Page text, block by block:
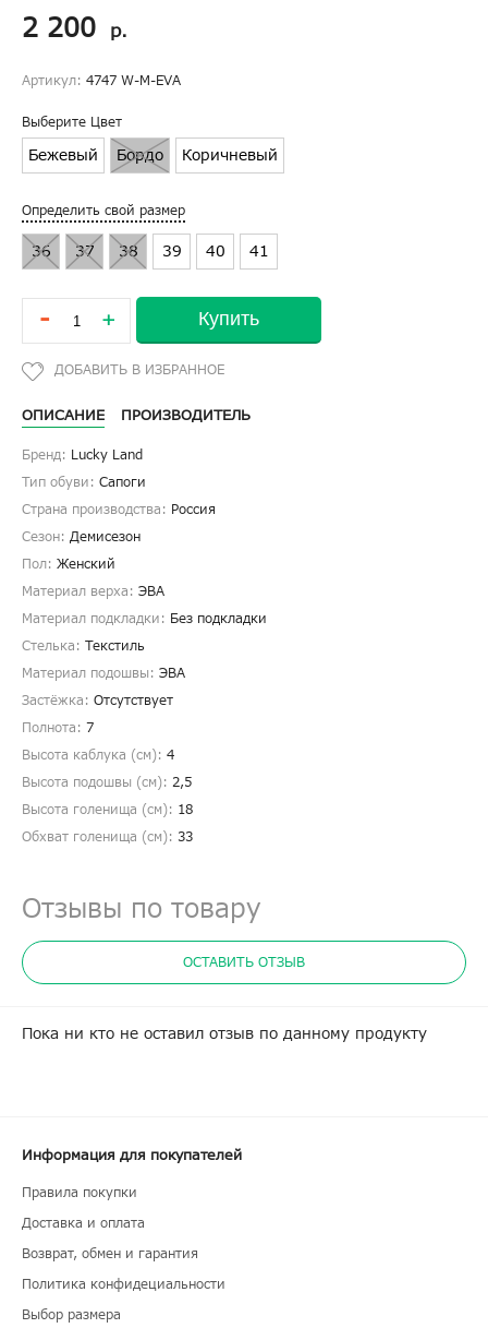
2 200 р.
Артикул: 4747 W-M-EVA
Выберите Цвет
Бежевый Бордо Коричневый
Определить свой размер
36 37 38 39 40 41
- + Купить
ОПИСАНИЕ ПРОИЗВОДИТЕЛЬ
Бренд: Lucky Land
Тип обуви: Сапоги
Страна производства: Россия
Сезон: Демисезон
Пол: Женский
Материал верха: ЭВА
Материал подкладки: Без подкладки
Стелька: Текстиль
Материал подошвы: ЭВА
Застёжка: Отсутствует
Полнота: 7
Высота каблука (см): 4
Высота подошвы (см): 2,5
Высота голенища (cм): 18
Обхват голенища (cм): 33
Отзывы по товару
ОСТАВИТЬ ОТЗЫВ
Пока ни кто не оставил отзыв по данному продукту
Информация для покупателей
Правила покупки
Доставка и оплата
Возврат, обмен и гарантия
Политика конфидециальности
Выбор размера